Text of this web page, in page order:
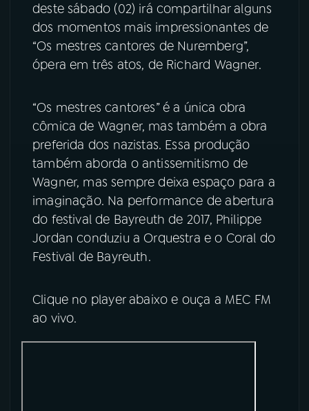
TikTok
deste sábado (02) irá compartilhar alguns
dos momentos mais impressionantes de
“Os mestres cantores de Nuremberg”,
ópera em três atos, de Richard Wagner.
“Os mestres cantores” é a única obra
cômica de Wagner, mas também a obra
preferida dos nazistas. Essa produção
também aborda o antissemitismo de
Wagner, mas sempre deixa espaço para a
imaginação. Na performance de abertura
do festival de Bayreuth de 2017, Philippe
Jordan conduziu a Orquestra e o Coral do
Festival de Bayreuth.
Clique no player abaixo e ouça a MEC FM
ao vivo.